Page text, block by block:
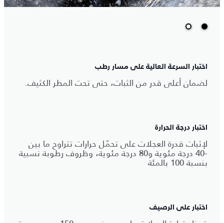
اختبار السرعة العالية على مسار رطب
لضمان أعلى قدر من الثبات، حتى تحت المطر الكثيف.
اختبار درجة الحرارة
لإثبات قدرة العجلات على تحمّل حرارات تتراوح ما بين
-40 درجة مئوية و80 درجة مئوية، وظروف رطوبة نسبية
بنسبة 100 بالمئة
اختبار على الرصيف